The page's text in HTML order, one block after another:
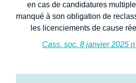
en cas de candidatures
manqué à son obligation de
les licenciements de cause
Cass. soc. 8 janvier 2025